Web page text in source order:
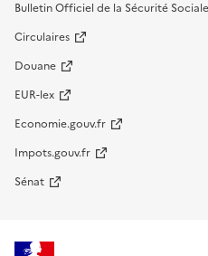
Bulletin Officiel de la Sécurité Sociale
Circulaires
Douane
EUR-lex
Economie.gouv.fr
Impots.gouv.fr
Sénat